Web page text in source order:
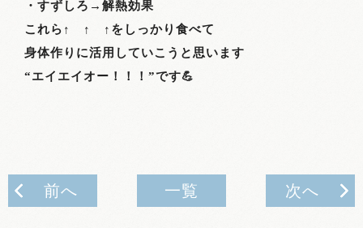
・すずしろ→解熱効果
これら↑ ↑ ↑をしっかり食べて
身体作りに活用していこうと思います
“エイエイオー！！！”です💪
前へ 一覧 次へ